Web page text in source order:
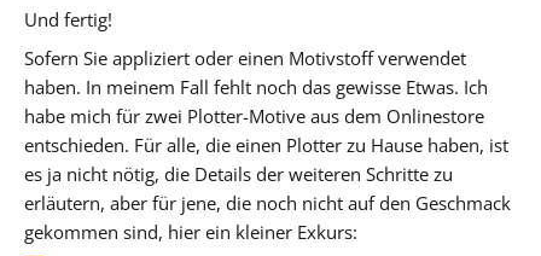
Und fertig!
Sofern Sie appliziert oder einen Motivstoff verwendet
haben. In meinem Fall fehlt noch das gewisse Etwas. Ich
habe mich für zwei Plotter-Motive aus dem Onlinestore
entschieden. Für alle, die einen Plotter zu Hause haben, ist
es ja nicht nötig, die Details der weiteren Schritte zu
erläutern, aber für jene, die noch nicht auf den Geschmack
gekommen sind, hier ein kleiner Exkurs: